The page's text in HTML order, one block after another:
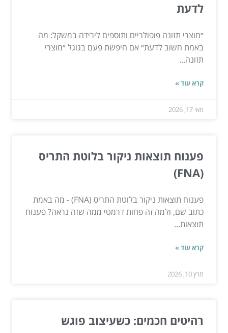
לדעת
״מוצרי תזונה פופולריים ותוספים לירידה במשקל: מה
באמת חשוב לדעת״ אם חיפשת פעם בגוגל ״מוצרי
תזונה...
קרא עוד »
מאי 17, 2026
פענוח תוצאות ניקור בלוטת התריס
(FNA)
פענוח תוצאות ניקור בלוטת התריס (FNA) - מה באמת
כתוב שם, ולמה זה פחות דרמטי ממה שזה נראה? פענוח
תוצאות...
קרא עוד »
מרץ 10, 2026
רהיטים חכמים: כשעיצוב פוגש